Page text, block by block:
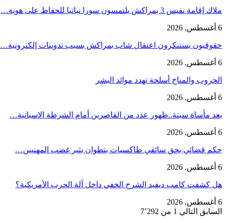
ملاك إقامة نفيس 3 بمراكش يلتمسون سورا نباتيا للحفاظ على هوية…
6 أغسطس, 2026
حقوقيون يستنكرون اعتقال شاب بمراكش بسبب تدوينات إلكترونية…
6 أغسطس, 2026
الحروب والمناخ أسلحة تهدد موائد البشر
6 أغسطس, 2026
بعد مأساة سبتة..ظهور عدد من القاصرين أمام الشرطة الإسبانية…
6 أغسطس, 2026
حكم قضائي بحق سائقي طاكسيات بتطوان يثير غضب المهنيين…
6 أغسطس, 2026
هل كشفت كامب ديفيد الشرخ الخفي داخل آلة الحرب الأمريكية؟
6 أغسطس, 2026
السابق التالي 1 من 7٬292